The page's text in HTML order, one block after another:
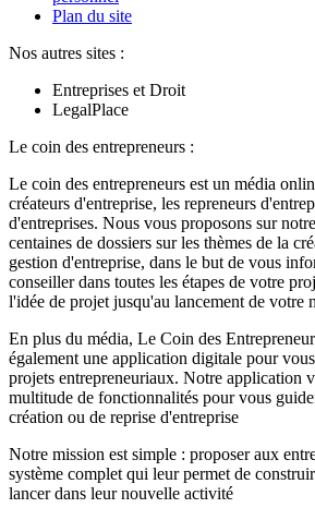
Plan du site
Nos autres sites :
Entreprises et Droit
LegalPlace
Le coin des entrepreneurs :
Le coin des entrepreneurs est un média
créateurs d'entreprise, les repreneurs
d'entreprises. Nous vous proposons sur
centaines de dossiers sur les thèmes de la
gestion d'entreprise, dans le but de vous
conseiller dans toutes les étapes de votre
l'idée de projet jusqu'au lancement de votre
En plus du média, Le Coin des
également une application digitale pour
projets entrepreneuriaux. Notre application
multitude de fonctionnalités pour vous
création ou de reprise d'entreprise
Notre mission est simple : proposer aux
système complet qui leur permet de
lancer dans leur nouvelle activité